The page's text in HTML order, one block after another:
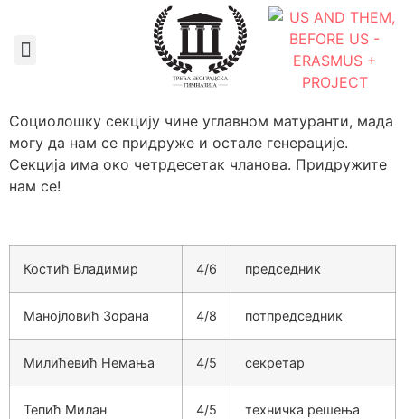
Социолошку секцију чине углавном матуранти, мада
могу да нам се придруже и остале генерације.
Секција има око четрдесетак чланова. Придружите
нам се!
Костић Владимир 4/6 председник
Манојловић Зорана 4/8 потпредседник
Милићевић Немања 4/5 секретар
Тепић Милан 4/5 техничка решења